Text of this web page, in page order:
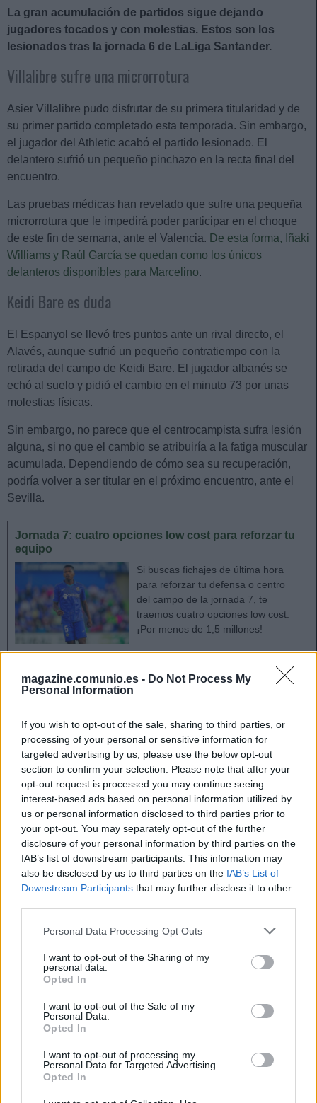
magazine.comunio.es - Do Not Process My
Personal Information
If you wish to opt-out of the sale, sharing to third parties, or
processing of your personal or sensitive information for
targeted advertising by us, please use the below opt-out
section to confirm your selection. Please note that after your
opt-out request is processed you may continue seeing
interest-based ads based on personal information utilized by
us or personal information disclosed to third parties prior to
your opt-out. You may separately opt-out of the further
disclosure of your personal information by third parties on the
IAB’s list of downstream participants. This information may
also be disclosed by us to third parties on the IAB’s List of
Downstream Participants that may further disclose it to other
Please note that this website/app uses one or more Google
not limited to your visit or usage behaviour. You may click to
grant or deny consent to Google and its third-party tags to
use your data for below specified purposes in below Google
consent section.
Personal Data Processing Opt Outs
I want to opt-out of the Sharing of my
personal data.
Opted In
I want to opt-out of the Sale of my
Personal Data.
Opted In
I want to opt-out of processing my
Personal Data for Targeted Advertising.
Opted In
La gran acumulación de partidos sigue dejando
jugadores tocados y con molestias. Estos son los
lesionados tras la jornada 6 de LaLiga Santander.
Villalibre sufre una microrrotura
Asier Villalibre pudo disfrutar de su primera titularidad y de
su primer partido completado esta temporada. Sin embargo,
el jugador del Athletic acabó el partido lesionado. El
delantero sufrió un pequeño pinchazo en la recta final del
encuentro.
Las pruebas médicas han revelado que sufre una pequeña
microrrotura que le impedirá poder participar en el choque
de este fin de semana, ante el Valencia. De esta forma, Iñaki
Williams y Raúl García se quedan como los únicos
delanteros disponibles para Marcelino.
Keidi Bare es duda
El Espanyol se llevó tres puntos ante un rival directo, el
Alavés, aunque sufrió un pequeño contratiempo con la
retirada del campo de Keidi Bare. El jugador albanés se
echó al suelo y pidió el cambio en el minuto 73 por unas
molestias físicas.
Sin embargo, no parece que el centrocampista sufra lesión
alguna, si no que el cambio se atribuiría a la fatiga muscular
acumulada. Dependiendo de cómo sea su recuperación,
podría volver a ser titular en el próximo encuentro, ante el
Sevilla.
Jornada 7: cuatro opciones low cost para reforzar tu
equipo
Si buscas fichajes de última hora
para reforzar tu defensa o centro
del campo de la jornada 7, te
traemos cuatro opciones low cost.
¡Por menos de 1,5 millones!
Fernando y En-Nesyri, tocados
El Sevilla acabó el partido ante el Valencia con dos
jugadores tocados. Fernando no entrenó el martes, pero
entró de lleno en el once titular. Una sobrecarga de minutos
que le obligó a retirarse en el minuto 77. Sin embargo, no
parece que el centrocampista brasileño sufra alguna lesión,
por lo que podría estar disponible para la jornada del
sábado si así lo requiere Lopetegui.
Más preocupante puede ser lo de En-Nesyri. El delantero
realizó un mal apoyo tras un salto y se torció el tobillo en el
minuto 85. Aunque pudo terminar el encuentro, el marroquí
de dolor. Hoy no ha completado la segunda parte del
para enfrentarse al Espanyol.
Yéremi Pino no pudo terminar el partido ante el Elche. El
cuádriceps, por lo que está pendiente de evolución y a la
espera de saber si podrá jugar el sábado ante el Real